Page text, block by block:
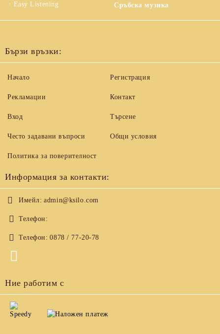
Easy Listening Сръбска музика
Бързи връзки:
Начало
Рекламации
Вход
Често задавани въпроси
Регистрация
Контакт
Търсене
Общи условия
Политика за поверителност
Информация за контакти:
Имейл: admin@ksilo.com
Телефон:
Телефон: 0878 / 77-20-78
Ние работим с